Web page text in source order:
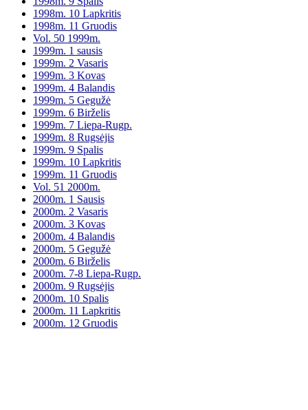
1998m. 10 Lapkritis
1998m. 11 Gruodis
Vol. 50 1999m.
1999m. 1 sausis
1999m. 2 Vasaris
1999m. 3 Kovas
1999m. 4 Balandis
1999m. 5 Gegužė
1999m. 6 Birželis
1999m. 7 Liepa-Rugp.
1999m. 8 Rugsėjis
1999m. 9 Spalis
1999m. 10 Lapkritis
1999m. 11 Gruodis
Vol. 51 2000m.
2000m. 1 Sausis
2000m. 2 Vasaris
2000m. 3 Kovas
2000m. 4 Balandis
2000m. 5 Gegužė
2000m. 6 Birželis
2000m. 7-8 Liepa-Rugp.
2000m. 9 Rugsėjis
2000m. 10 Spalis
2000m. 11 Lapkritis
2000m. 12 Gruodis